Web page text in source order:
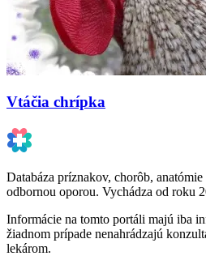
Vtáčia chrípka
Databáza príznakov, chorôb,
odbornou oporou. Vychádza od roku
Informácie na tomto portáli majú iba
žiadnom prípade nenahrádzajú
lekárom.